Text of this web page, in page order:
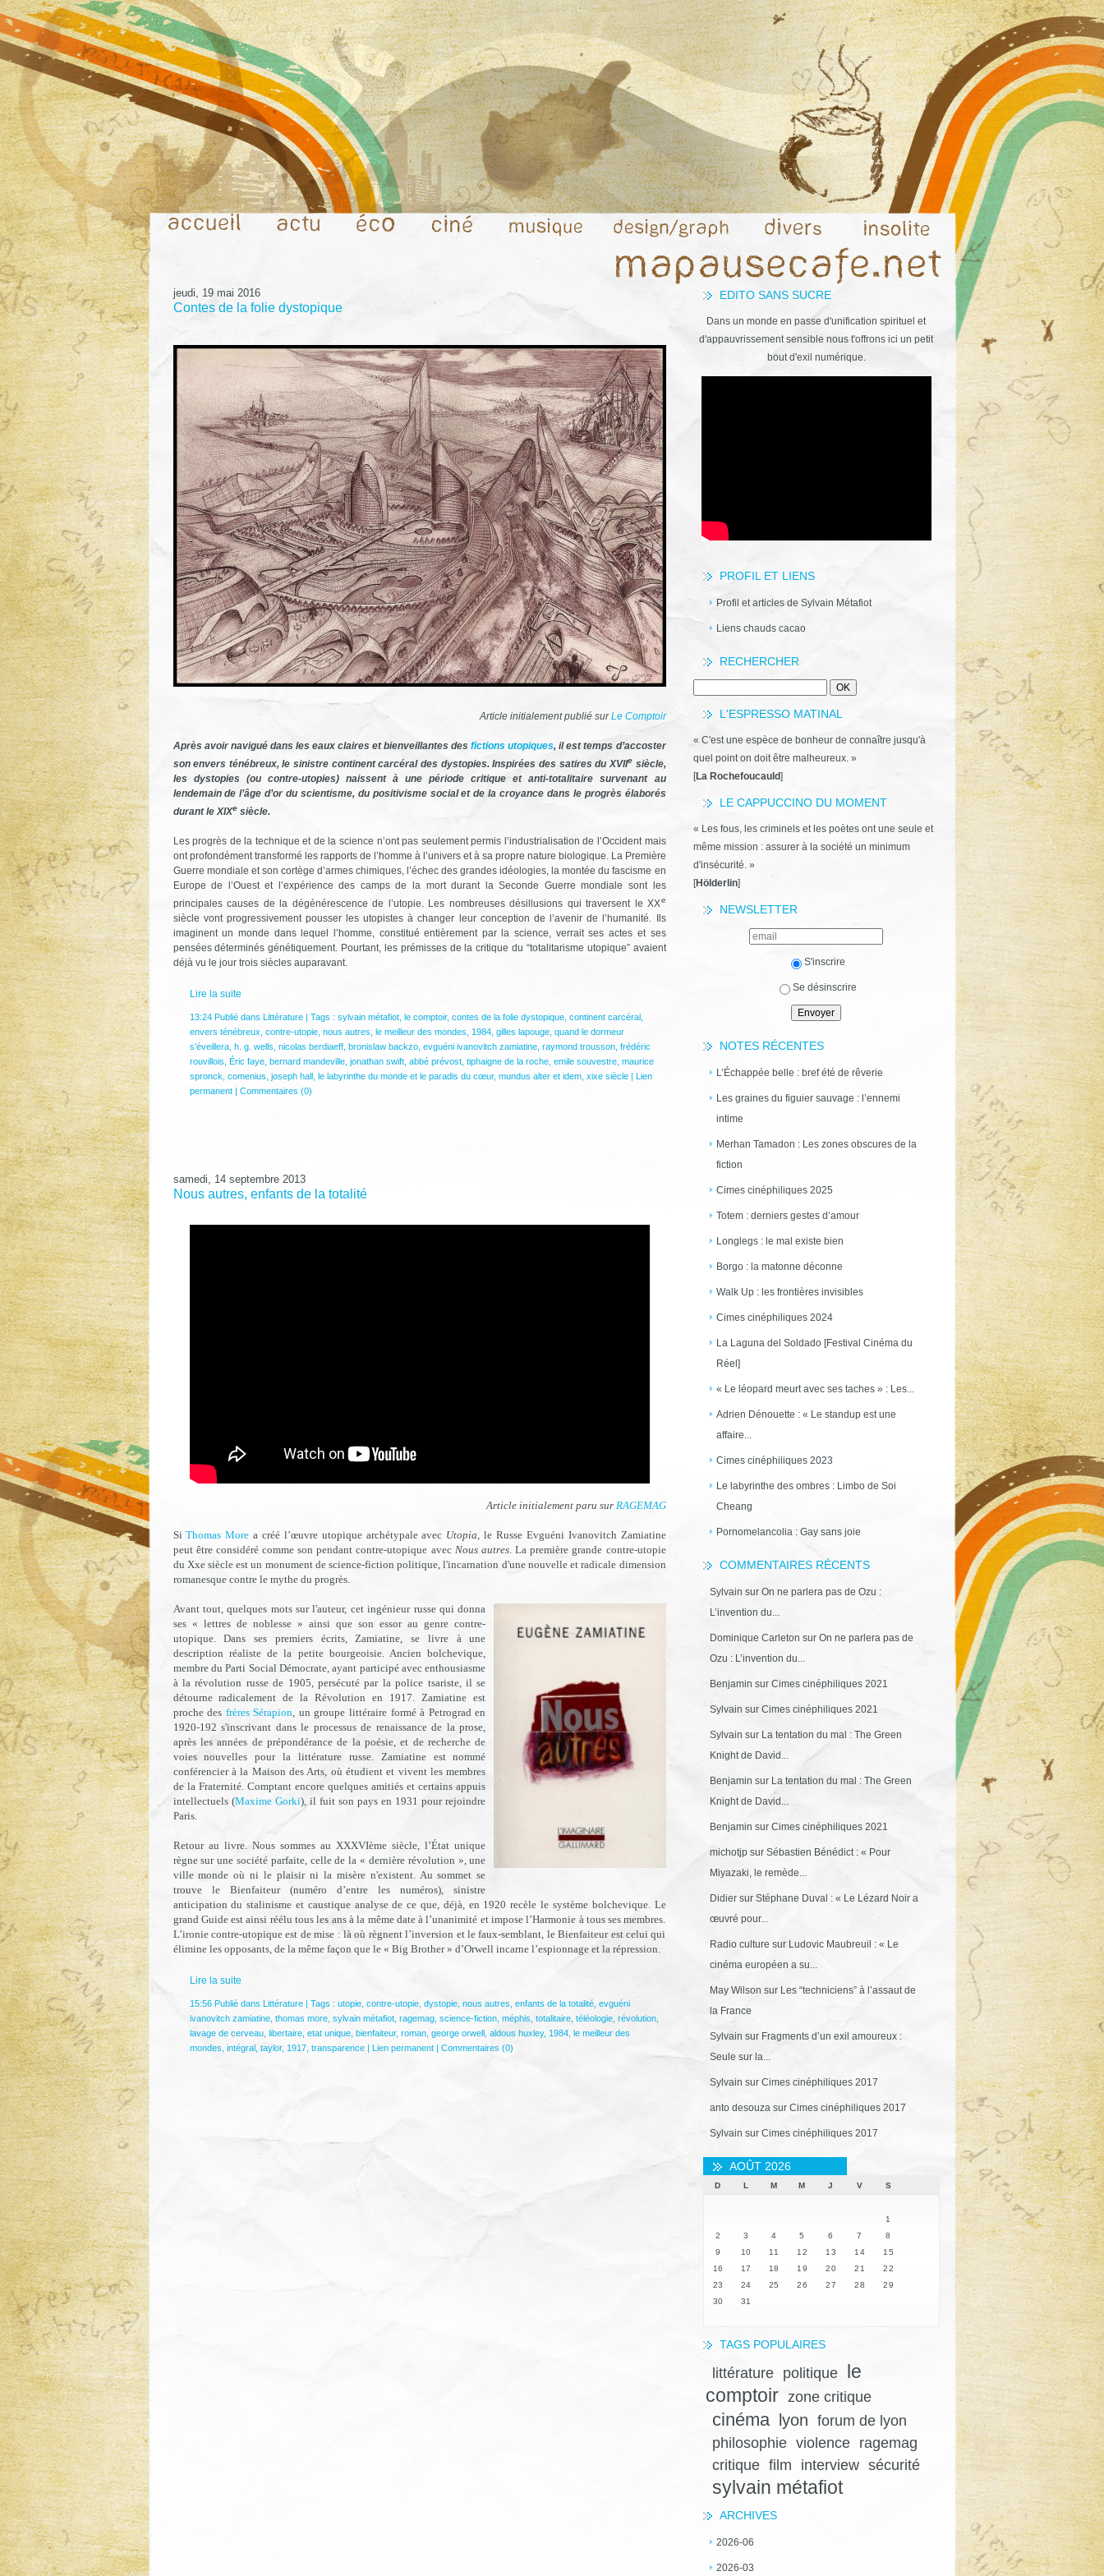
EDITO SANS SUCRE
Dans un monde en passe d'unification spirituel et
d'appauvrissement sensible nous t'offrons ici un petit
bout d'exil numérique.
PROFIL ET LIENS
Profil et articles de Sylvain Métafiot
Liens chauds cacao
RECHERCHER
L'ESPRESSO MATINAL
« C'est une espèce de bonheur de connaître jusqu'à
quel point on doit être malheureux. »
[La Rochefoucauld]
LE CAPPUCCINO DU MOMENT
« Les fous, les criminels et les poètes ont une seule et
même mission : assurer à la société un minimum
d'insécurité. »
[Hölderlin]
NEWSLETTER
S'inscrire
Se désinscrire
NOTES RÉCENTES
L’Échappée belle : bref été de rêverie
Les graines du figuier sauvage : l’ennemi
intime
Merhan Tamadon : Les zones obscures de la
fiction
Cimes cinéphiliques 2025
Totem : derniers gestes d’amour
Longlegs : le mal existe bien
Borgo : la matonne déconne
Walk Up : les frontières invisibles
Cimes cinéphiliques 2024
La Laguna del Soldado [Festival Cinéma du
Réel]
« Le léopard meurt avec ses taches » : Les...
Adrien Dénouette : « Le standup est une
affaire...
Cimes cinéphiliques 2023
Le labyrinthe des ombres : Limbo de Soi
Cheang
Pornomelancolia : Gay sans joie
COMMENTAIRES RÉCENTS
Sylvain sur On ne parlera pas de Ozu :
L’invention du...
Dominique Carleton sur On ne parlera pas de
Ozu : L’invention du...
Benjamin sur Cimes cinéphiliques 2021
Sylvain sur Cimes cinéphiliques 2021
Sylvain sur La tentation du mal : The Green
Knight de David...
Benjamin sur La tentation du mal : The Green
Knight de David...
Benjamin sur Cimes cinéphiliques 2021
michotjpsur Sébastien Bénédict : « Pour
Miyazaki, le remède...
Didiersur Stéphane Duval : « Le Lézard Noir a
œuvré pour...
Radio culture sur Ludovic Maubreuil : « Le
cinéma européen a su...
May Wilson sur Les “techniciens” à l’assaut de
la France
Sylvain sur Fragments d’un exil amoureux :
Seule sur la...
Sylvain sur Cimes cinéphiliques 2017
anto desouzasur Cimes cinéphiliques 2017
Sylvain sur Cimes cinéphiliques 2017
AOÛT 2026
D L M M J V S
1
2
3 4 5 6 7
8
9
10 11 12 13 14
15
16
17 18 19 20 21
22
23
24 25 26 27 28
29
30
31
TAGS POPULAIRES
littérature politique
le
comptoir zone critique
cinéma lyon forum de lyon
philosophie violence
ragemag
critique film interview sécurité
sylvain métafiot
ARCHIVES
2026-06
2026-03
jeudi, 19 mai 2016
Contes de la folie dystopique
Article initialement publié surLe Comptoir
Après avoir navigué dans les eaux claires et bienveillantes desfictions utopiques, il est temps d’accoster
son envers ténébreux, le sinistre continent carcéral des dystopies. Inspirées des satires du XVIIesiècle,
les dystopies (ou contre-utopies) naissent à une période critique et anti-totalitaire survenant au
lendemain de l’âge d’or du scientisme, du positivisme social et de la croyance dans le progrès élaborés
durant le XIXesiècle.
Les progrès de la technique et de la science n’ont pas seulement permis l’industrialisation de l’Occident mais
ont profondément transformé les rapports de l’homme à l’univers et à sa propre nature biologique. La Première
Guerre mondiale et son cortège d’armes chimiques, l’échec des grandes idéologies, la montée du fascisme en
Europe de l’Ouest et l’expérience des camps de la mort durant la Seconde Guerre mondiale sont les
principales causes de la dégénérescence de l’utopie. Les nombreuses désillusions qui traversent le XXe
siècle vont progressivement pousser les utopistes à changer leur conception de l’avenir de l’humanité. Ils
imaginent un monde dans lequel l’homme, constitué entièrement par la science, verrait ses actes et ses
pensées déterminés génétiquement. Pourtant, les prémisses de la critique du “totalitarisme utopique” avaient
déjà vu le jour trois siècles auparavant.
Lire la suite
13:24 Publié dans Littérature| Tags : sylvain métafiot, le comptoir, contes de la folie dystopique, continent carcéral,
envers ténébreux contre-utopie, nous autres le meilleur des mondes 1984, gilles lapouge, quand le dormeur
s’éveillera, h. g. wells nicolas berdiaeff, bronislaw backzo, evguéni ivanovitch zamiatine, raymond trousson, frédéric
rouvillois Éric faye, bernard mandeville, jonathan swift, abbé prévost, tiphaigne de la roche, emile souvestre, maurice
spronck comenius joseph hall, le labyrinthe du monde et le paradis du cœur, mundus alter et idem, xixe siècle| Lien
permanent| Commentaires (0)
samedi, 14 septembre 2013
Nous autres, enfants de la totalité
Article initialement paru sur RAGEMAG
SiThomas More a créé l’œuvre utopique archétypale avec Utopia , le Russe Evguéni Ivanovitch Zamiatine
peut être considéré comme son pendant contre-utopique avec Nous autres. La première grande contre-utopie
du Xxe siècle est un monument de science-fiction politique, l'incarnation d'une nouvelle et radicale dimension
romanesque contre le mythe du progrès.
Avant tout, quelques mots sur l'auteur, cet ingénieur russe qui donna
ses « lettres de noblesse » ainsi que son essor au genre contre-
utopique. Dans ses premiers écrits, Zamiatine, se livre à une
description réaliste de la petite bourgeoisie. Ancien bolchevique,
membre du Parti Social Démocrate, ayant participé avec enthousiasme
à la révolution russe de 1905, persécuté par la police tsariste, il se
détourne radicalement de la Révolution en 1917. Zamiatine est
proche des frères Sérapion , un groupe littéraire formé à Petrograd en
1920-192 s'inscrivant dans le processus de renaissance de la prose,
après les années de prépondérance de la poésie, et de recherche de
voies nouvelles pour la littérature russe. Zamiatine est nommé
conférencier à la Maison des Arts, où étudient et vivent les membres
de la Fraternité. Comptant encore quelques amitiés et certains appuis
intellectuels (Maxime Gorki), il fuit son pays en 1931 pour rejoindre
Paris.
Retour au livre. Nous sommes au XXXVIème siècle, l’État unique
règne sur une société parfaite, celle de la « dernière révolution », une
ville monde où ni le plaisir ni la misère n'existent. Au sommet se
trouve le Bienfaiteur (numéro d’entre les numéros), sinistre
anticipation du stalinisme et caustique analyse de ce que, déjà, en 1920 recèle le système bolchevique. Le
grand Guide est ainsi réélu tous les ans à la même date à l’unanimité et impose l’Harmonie à tous ses membres.
L’ironie contre-utopique est de mise : là où règnent l’inversion et le faux-semblant, le Bienfaiteur est celui qui
élimine les opposants, de la même façon que le « Big Brother » d’Orwell incarne l’espionnage et la répression.
Lire la suite
15:56 Publié dans Littérature| Tags : utopie, contre-utopie, dystopie, nous autres enfants de la totalité, evguéni
ivanovitch zamiatine, thomas more, sylvain métafiot, ragemag, science-fiction, méphis totalitaire, téléologie, révolution,
lavage de cerveau, libertaire, etat unique, bienfaiteur, roman, george orwell, aldous huxley, 1984, le meilleur des
mondes intégral, taylor, 1917, transparence| Lien permanent| Commentaires (0)